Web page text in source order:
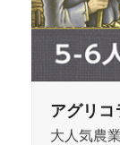
アグリコ
大人気農